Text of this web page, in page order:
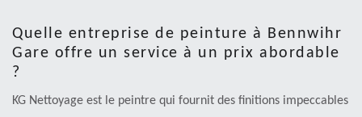
Quelle entreprise de peinture à Bennwihr
Gare offre un service à un prix abordable
?
KG Nettoyage est le peintre qui fournit des finitions impeccables